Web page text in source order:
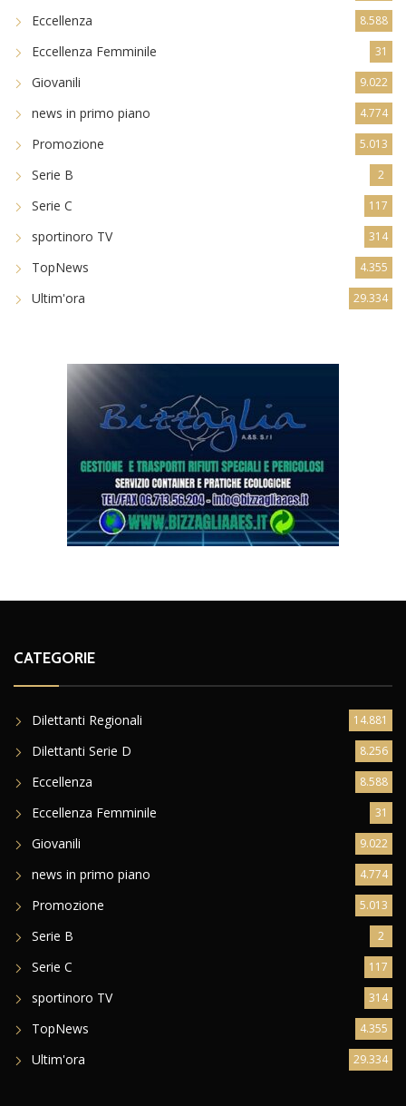
Eccellenza 8.588
Eccellenza Femminile 31
Giovanili 9.022
news in primo piano 4.774
Promozione 5.013
Serie B 2
Serie C 117
sportinoro TV 314
TopNews 4.355
Ultim'ora 29.334
CATEGORIE
Dilettanti Regionali 14.881
Dilettanti Serie D 8.256
Eccellenza 8.588
Eccellenza Femminile 31
Giovanili 9.022
news in primo piano 4.774
Promozione 5.013
Serie B 2
Serie C 117
sportinoro TV 314
TopNews 4.355
Ultim'ora 29.334